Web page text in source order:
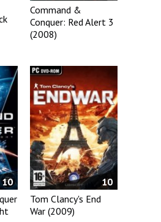
Command &
Conquer: Red Alert 3
(2008)
10
10
Tom Clancy's End
War (2009)